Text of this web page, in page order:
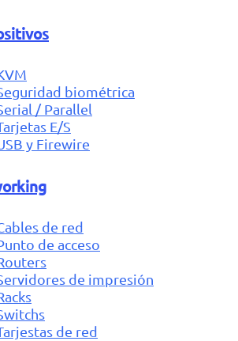
biométrica
/ Parallel
E/S
y Firewire
de red
de acceso
de impresión
de red